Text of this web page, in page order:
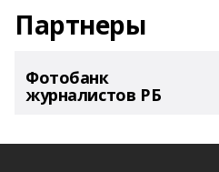
Партнеры
Фотобанк
журналистов РБ